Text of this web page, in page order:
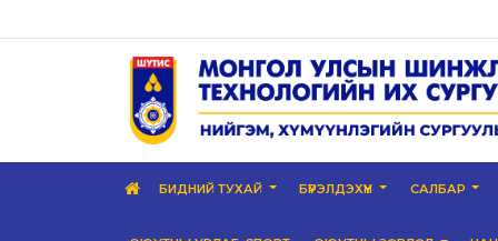
БИДНИЙ ТУХАЙ БҮРЭЛДЭХҮҮН САЛБАР